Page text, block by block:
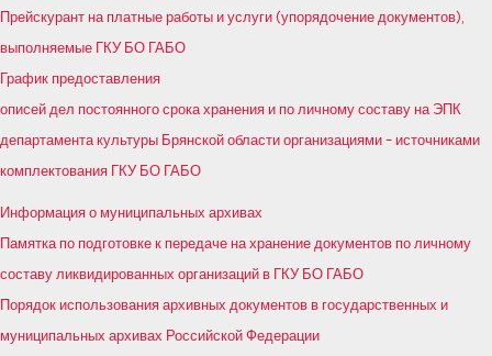
Прейскурант на платные работы и услуги (упорядочение документов),
выполняемые ГКУ БО ГАБО
График предоставления
описей дел постоянного срока хранения и по личному составу на ЭПК
департамента культуры Брянской области организациями – источниками
комплектования ГКУ БО ГАБО
Информация о муниципальных архивах
Памятка по подготовке к передаче на хранение документов по личному
составу ликвидированных организаций в ГКУ БО ГАБО
Порядок использования архивных документов в государственных и
муниципальных архивах Российской Федерации